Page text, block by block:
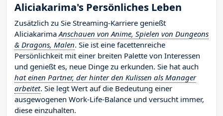
Aliciakarima's Persönliches Leben
Zusätzlich zu Sie Streaming-Karriere genießt
AliciakarimaAnschauen von Anime, Spielen von Dungeons
& Dragons, Malen. Sie ist eine facettenreiche
Persönlichkeit mit einer breiten Palette von Interessen
und genießt es, neue Dinge zu erkunden. Sie hat auch
hat einen Partner, der hinter den Kulissen als Manager
arbeitet. Sie legt Wert auf die Bedeutung einer
ausgewogenen Work-Life-Balance und versucht immer,
diese einzuhalten.